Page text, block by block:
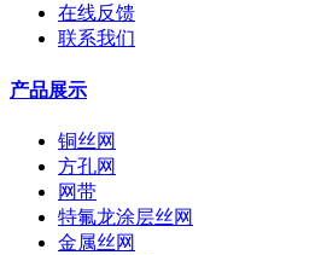
在线反馈
联系我们
产品展示
铜丝网
方孔网
网带
特氟龙涂层丝网
金属丝网